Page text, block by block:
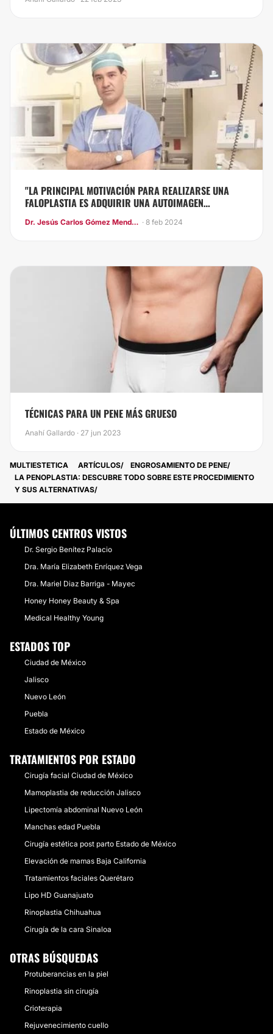
"LA PRINCIPAL MOTIVACIÓN PARA REALIZARSE UNA
FALOPLASTIA ES ADQUIRIR UNA AUTOIMAGEN
SATISFACTORIA"
Dr. Jesús Carlos Gómez Mendoza · 8 feb 2024
TÉCNICAS PARA UN PENE MÁS GRUESO
Anahí Gallardo · 27 jun 2023
MULTIESTETICA ARTÍCULOS
ENGROSAMIENTO DE PENE
LA PENOPLASTIA: DESCUBRE TODO SOBRE ESTE PROCEDIMIENTO
Y SUS ALTERNATIVAS
ÚLTIMOS CENTROS VISTOS
Dr. Sergio Benítez Palacio
Dra. María Elizabeth Enríquez Vega
Dra. Mariel Diaz Barriga - Mayec
Honey Honey Beauty & Spa
Medical Healthy Young
ESTADOS TOP
Ciudad de México
Jalisco
Nuevo León
Puebla
Estado de México
TRATAMIENTOS POR ESTADO
Cirugía facial Ciudad de México
Mamoplastia de reducción Jalisco
Lipectomía abdominal Nuevo León
Manchas edad Puebla
Cirugía estética post parto Estado de México
Elevación de mamas Baja California
Tratamientos faciales Querétaro
Lipo HD Guanajuato
Rinoplastia Chihuahua
Cirugía de la cara Sinaloa
OTRAS BÚSQUEDAS
Protuberancias en la piel
Rinoplastia sin cirugía
Crioterapia
Rejuvenecimiento cuello